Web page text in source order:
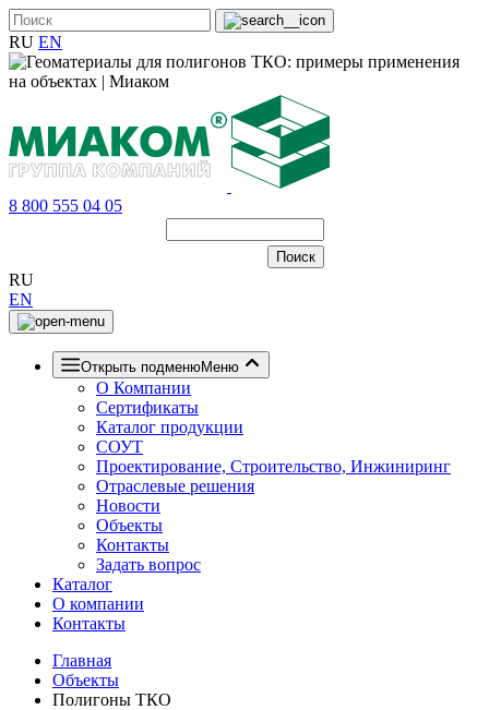
RU EN
8 800 555 04 05
RU
EN
Открыть подменюМеню
О Компании
Сертификаты
Каталог продукции
СОУТ
Проектирование, Строительство, Инжиниринг
Отраслевые решения
Новости
Объекты
Контакты
Задать вопрос
Каталог
О компании
Контакты
Главная
Объекты
Полигоны ТКО